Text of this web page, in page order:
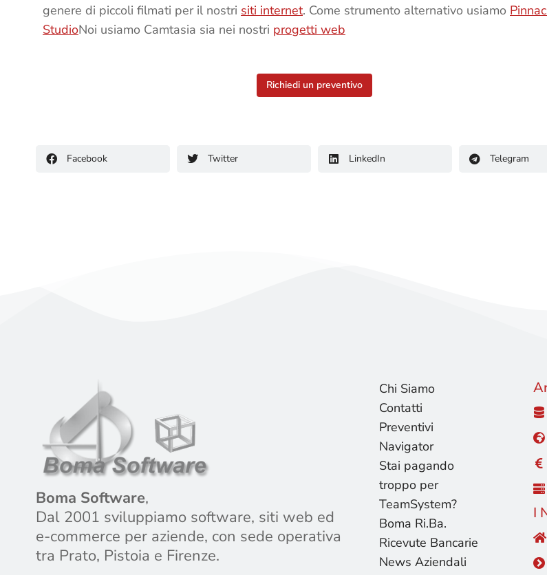
genere di piccoli filmati per il nostri siti internet. Come strumento alternativo usiamo
StudioNoi usiamo Camtasia sia nei nostri progetti web
Richiedi un preventivo
Facebook Twitter LinkedIn Telegram
Boma Software,
Dal 2001 sviluppiamo software, siti web ed
e-commerce per aziende, con sede operativa
tra Prato, Pistoia e Firenze.
Chi Siamo
Contatti
Preventivi
Navigator
Stai pagando
troppo per
TeamSystem?
Boma Ri.Ba.
Ricevute Bancarie
News Aziendali
I